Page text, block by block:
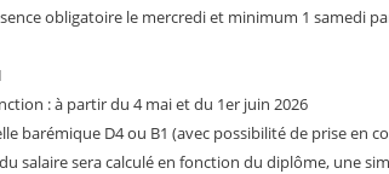
obligatoire le mercredi et minimum 1 samedi
: à partir du 4 mai et du 1er juin 2026
barémique D4 ou B1 (avec possibilité de prise en
salaire sera calculé en fonction du diplôme, une